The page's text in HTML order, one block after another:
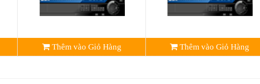
Thêm vào Giỏ Hàng Thêm vào Giỏ Hàng